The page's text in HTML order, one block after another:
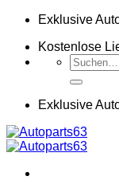
Zum
springen
Exklusive
Kostenlose
Suchen
nach:
Exklusive